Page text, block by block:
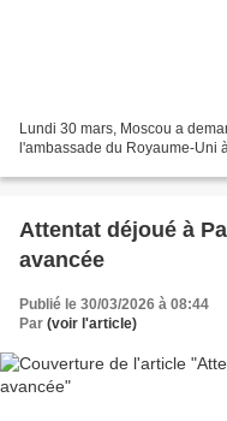
Lundi 30 mars, Moscou a
l'ambassade du Royaume-Uni
Attentat déjoué à
avancée
Publié le 30/03/2026 à 08:44
Par (voir l'article)